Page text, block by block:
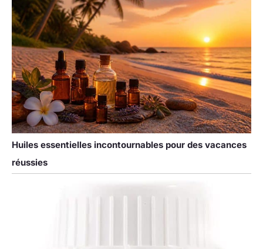
Huiles essentielles incontournables pour des vacances
réussies